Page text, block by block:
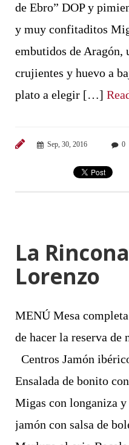
de Ebro” DOP y
y muy confitaditos
embutidos de
crujientes y huevo a
plato a elegir […]
Sep, 30, 2016 0
La
Lorenzo
MENÚ Mesa
de hacer la reserva de
Centros Jamón
Ensalada de bonito
Migas con longaniza
jamón con salsa de